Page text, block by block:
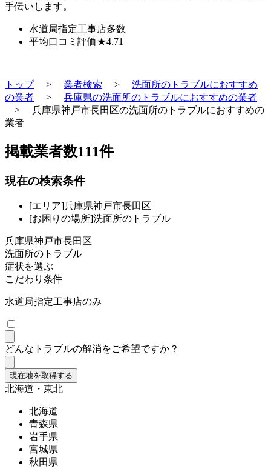
手伝いします。
水道局指定工事店多数
平均口コミ評価★4.71
トップ> 業者検索 > 洗面所のトラブルにおすすめ
の業者 > 兵庫県の洗面所のトラブルにおすすめの業者
> 兵庫県神戸市長田区の洗面所のトラブルにおすすめの
業者
掲載業者数111件
現在の検索条件
[エリア]兵庫県神戸市長田区
[お困りの場所]洗面所のトラブル
兵庫県神戸市長田区
洗面所のトラブル
症状を選ぶ
こだわり条件
水道局指定工事店のみ
どんなトラブルの解消をご希望ですか？
現在地を取得する
北海道・東北
北海道
青森県
岩手県
宮城県
秋田県